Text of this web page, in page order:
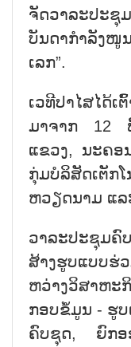
ຈັດ​ວາ​ລະ​ປ​ະ​ຊຸ
ບັນ​ດາ​ກຳ​ລັງ​ໜູ
ເລກ”.
ເວ​ທີ​ປາ​ໄສ​ໄດ້​
ມາ​ຈາກ 12
ແຂວງ, ນ​ະ​ຄອ
ກຸ່ມ​ບໍ​ລິ​ສັດ​ເຕັກ​
ຫວຽດ​ນາມ ແລ
ວາ​ລະ​ປະ​ຊຸມ​ຄົ
ສ້າງຮູບ​ແບບ​ຮ່
ຫວ່າງວິ​ສາ​ຫະ​
ກອບ​ຂໍ້​ມູນ - ຮູບ​
ຄົບ​ຊຸດ, ຍົກ​ອອ